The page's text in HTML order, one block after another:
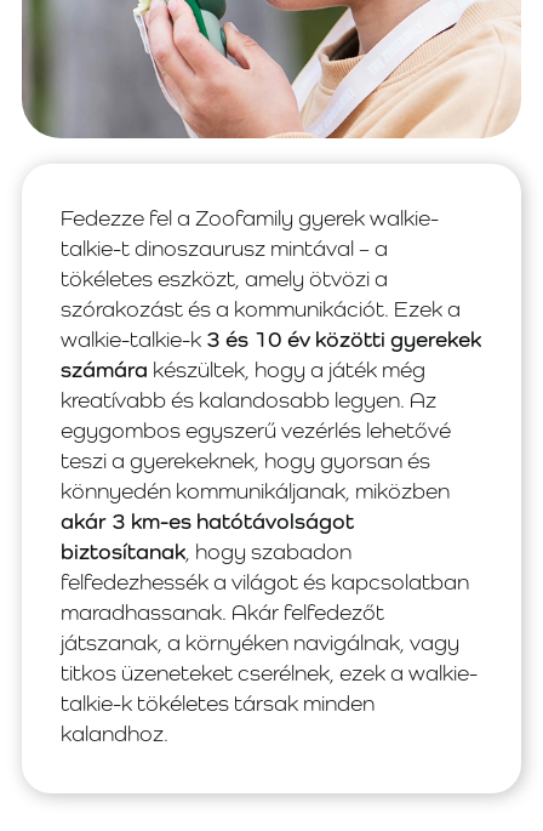
Fedezze fel a Zoofamily gyerek walkie-
talkie-t dinoszaurusz mintával – a
tökéletes eszközt, amely ötvözi a
szórakozást és a kommunikációt. Ezek a
walkie-talkie-k 3 és 10 év közötti gyerekek
számára készültek, hogy a játék még
kreatívabb és kalandosabb legyen. Az
egygombos egyszerű vezérlés lehetővé
teszi a gyerekeknek, hogy gyorsan és
könnyedén kommunikáljanak, miközben
akár 3 km-es hatótávolságot
biztosítanak , hogy szabadon
felfedezhessék a világot és kapcsolatban
maradhassanak. Akár felfedezőt
játszanak, a környéken navigálnak, vagy
titkos üzeneteket cserélnek, ezek a walkie-
talkie-k tökéletes társak minden
kalandhoz.